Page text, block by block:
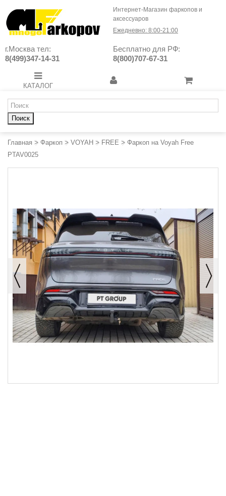
Интернет-Магазин фаркопов и
аксессуаров
Ежедневно: 8:00-21:00
г.Москва тел:
8(499)347-14-31
Бесплатно для РФ:
8(800)707-67-31
КАТАЛОГ
Поиск
Главная > Фаркоп > VOYAH > FREE > Фаркоп на Voyah Free
PTAV0025